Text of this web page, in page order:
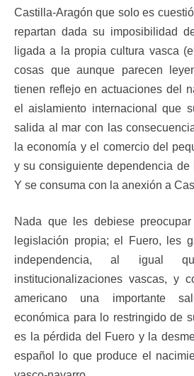
Castilla-Aragón que solo es
repartan dada su imposibilidad
ligada a la propia cultura vasca
cosas que aunque parecen
tienen reflejo en actuaciones del
el aislamiento internacional que
salida al mar con las
la economía y el comercio del
y su consiguiente dependencia de
Y se consuma con la anexión a
Nada que les debiese
legislación propia; el Fuero, les
independencia, al igual
institucionalizaciones vascas, y
americano una importante
económica para lo restringido de
es la pérdida del Fuero y la
español lo que produce el